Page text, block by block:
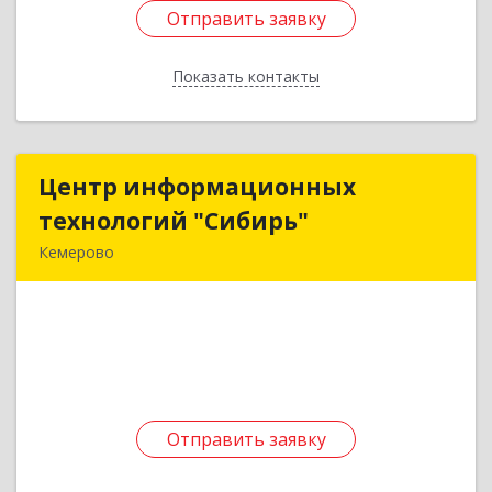
Отправить заявку
Показать контакты
Отправить заявку
Назад
Центр информационных
технологий "Сибирь"
Кемерово
Отправить заявку
Центр информационных
технологий "Сибирь"
Отправить заявку